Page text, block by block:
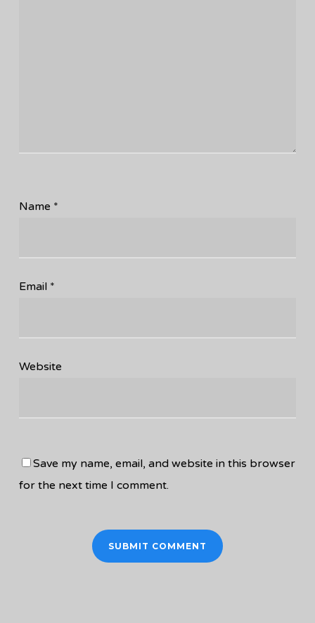
Name *
Email *
Website
Save my name, email, and website in this browser
for the next time I comment.